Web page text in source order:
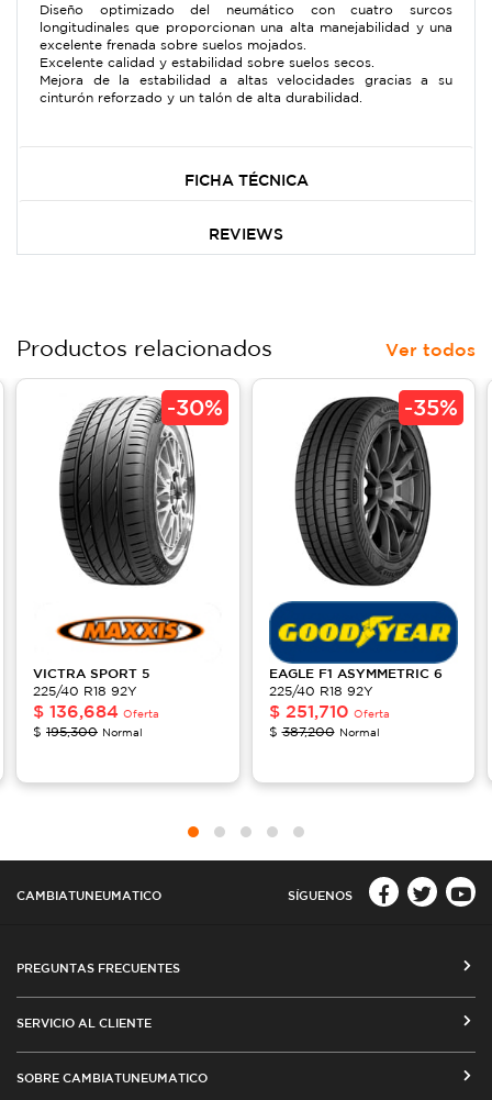
Diseño optimizado del neumático con cuatro surcos
longitudinales que proporcionan una alta manejabilidad y una
excelente frenada sobre suelos mojados.
Excelente calidad y estabilidad sobre suelos secos.
Mejora de la estabilidad a altas velocidades gracias a su
cinturón reforzado y un talón de alta durabilidad.
FICHA TÉCNICA
REVIEWS
Productos relacionados Ver todos
-30%
VICTRA SPORT 5
225/40 R18 92Y
$ 136,684 Oferta
$ 195,300 Normal
-35%
EAGLE F1 ASYMMETRIC 6
225/40 R18 92Y
$ 251,710 Oferta
$387,200 Normal
CAMBIATUNEUMATICO SÍGUENOS
PREGUNTAS FRECUENTES
MEDIOS DE PAGO
SERVICIO AL CLIENTE
SOBRE CAMBIATUNEUMATICO